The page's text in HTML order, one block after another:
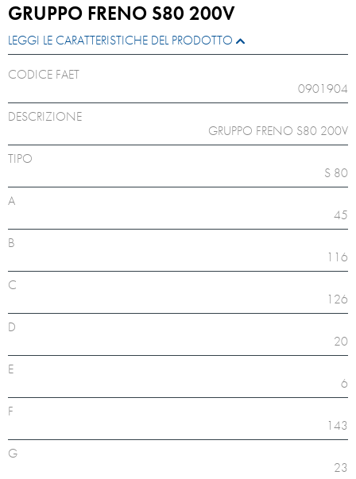
GRUPPO FRENO S80 200V
LEGGI LE CARATTERISTICHE DEL PRODOTTO
CODICE FAET
0901904
DESCRIZIONE
GRUPPO FRENO S80 200V
TIPO
S 80
A
45
B
116
C
126
D
20
E
6
F
143
G
23